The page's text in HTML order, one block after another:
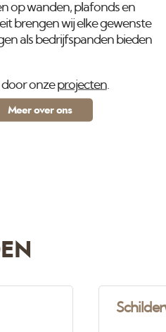
op wanden, plafonds en
brengen wij elke gewenste
als bedrijfspanden bieden
door onzeprojecten.
Meer over ons